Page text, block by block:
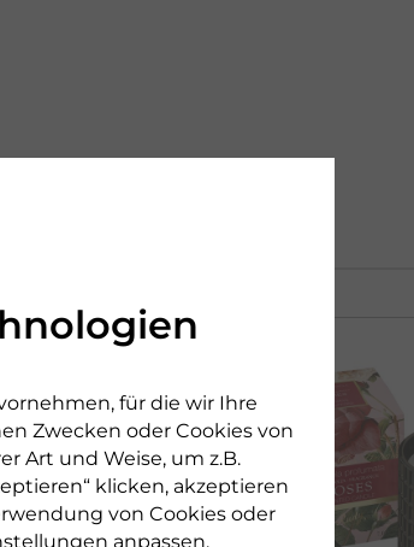
für die wir Ihre
Zwecken oder Cookies von
Art und Weise, um z.B.
klicken, akzeptieren
von Cookies oder
anpassen.